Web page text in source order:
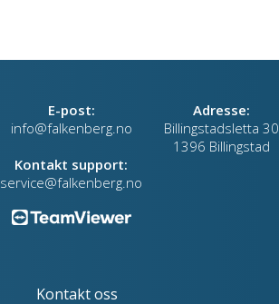
E-post:
info@falkenberg.no
Kontakt support:
service@falkenberg.no
Adresse:
Billingstadsletta 30
1396 Billingstad
Kontakt oss